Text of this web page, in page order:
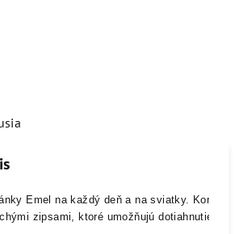
Emel na každý deň a na sviatky.
zipsami, ktoré umožňujú dotiahnutie.